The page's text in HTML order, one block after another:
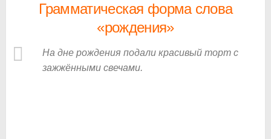
Грамматическая форма слова
«рождения»
На дне рождения подали красивый торт с
зажжёнными свечами.